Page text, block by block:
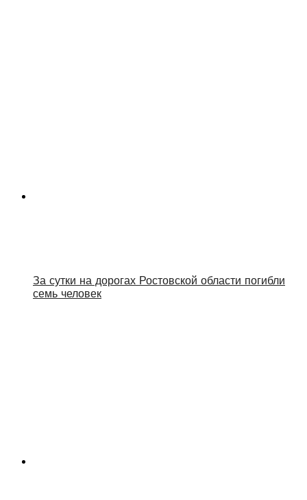
За сутки на дорогах Ростовской области погибли
семь человек